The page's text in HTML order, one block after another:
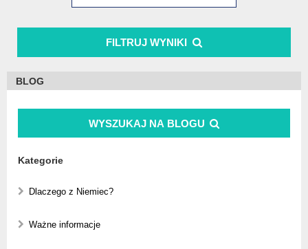
BLOG
WYSZUKAJ NA BLOGU
Kategorie
Dlaczego z Niemiec?
Ważne informacje
FILTRUJ WYNIKI